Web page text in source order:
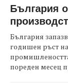
България
България
годишен ръст
пореден месец